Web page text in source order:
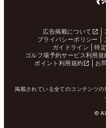
広告掲載について
プライバシーポリシー
ガイドライン
特
ゴルフ場予約サービス利用規
ポイント利用規約
お
掲載されている全てのコンテンツ
©